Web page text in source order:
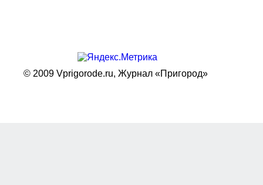
© 2009 Vprigorode.ru, Журнал «Пригород»